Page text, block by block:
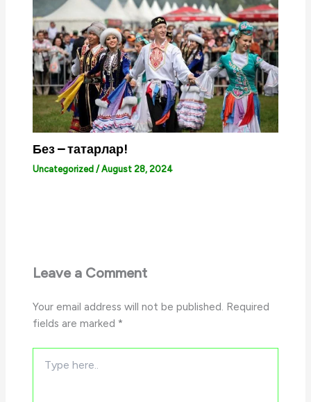
Без – татарлар!
Uncategorized /August 28, 2024
Leave a Comment
Your email address will not be published. Required
fields are marked*
here..